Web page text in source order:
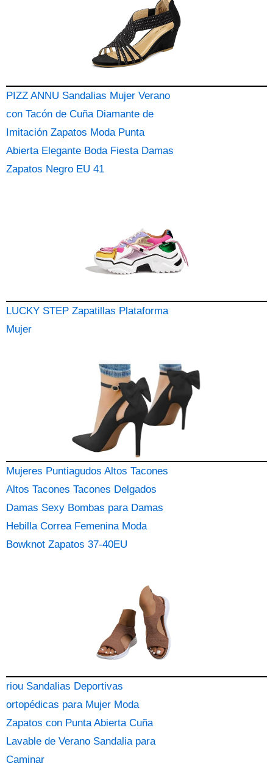
PIZZ ANNU Sandalias Mujer Verano
con Tacón de Cuña Diamante de
Imitación Zapatos Moda Punta
Abierta Elegante Boda Fiesta Damas
Zapatos Negro EU 41
LUCKY STEP Zapatillas Plataforma
Mujer
Mujeres Puntiagudos Altos Tacones
Altos Tacones Tacones Delgados
Damas Sexy Bombas para Damas
Hebilla Correa Femenina Moda
Bowknot Zapatos 37-40EU
riou Sandalias Deportivas
ortopédicas para Mujer Moda
Zapatos con Punta Abierta Cuña
Lavable de Verano Sandalia para
Caminar